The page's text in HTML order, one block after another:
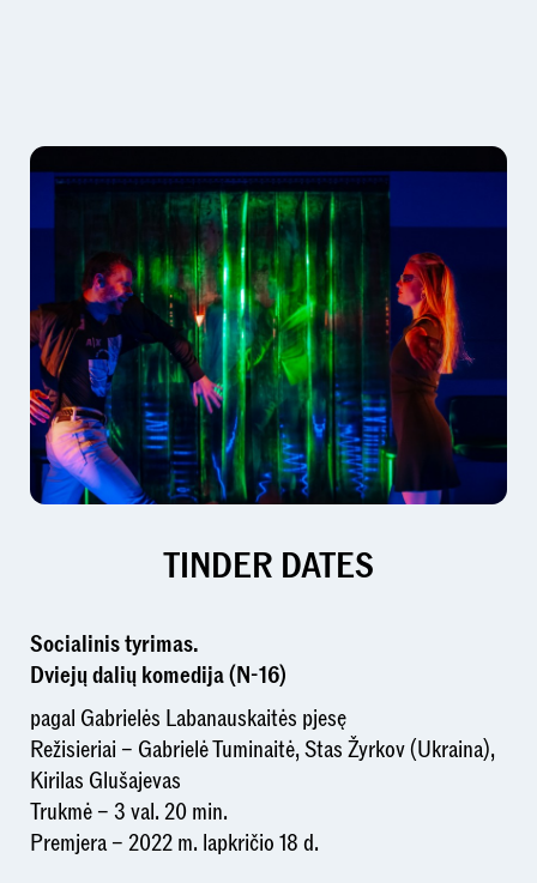
TINDER DATES
Socialinis tyrimas.
Dviejų dalių komedija (N-16)
pagal Gabrielės Labanauskaitės pjesę
Režisieriai – Gabrielė Tuminaitė, Stas Žyrkov (Ukraina),
Kirilas Glušajevas
Trukmė – 3 val. 20 min.
Premjera – 2022 m. lapkričio 18 d.